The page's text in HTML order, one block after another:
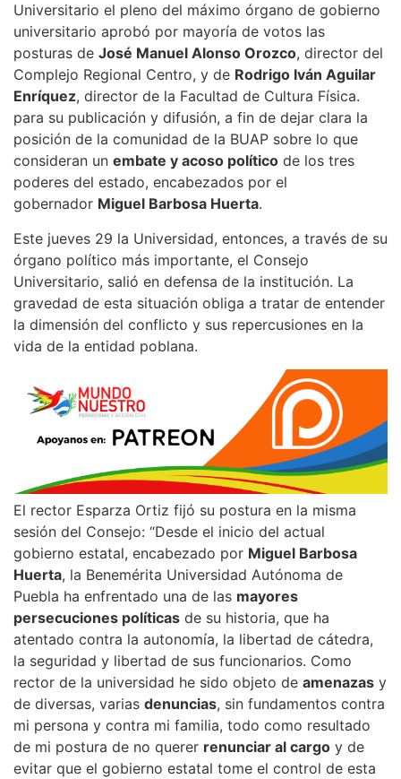
Universitario el pleno del máximo órgano de gobierno
universitario aprobó por mayoría de votos las
posturas de José Manuel Alonso Orozco, director del
Complejo Regional Centro, y de Rodrigo Iván Aguilar
Enríquez, director de la Facultad de Cultura Física.
para su publicación y difusión, a fin de dejar clara la
posición de la comunidad de la BUAP sobre lo que
consideran un embate y acoso político de los tres
poderes del estado, encabezados por el
gobernador Miguel Barbosa Huerta.
Este jueves 29 la Universidad, entonces, a través de su
órgano político más importante, el Consejo
Universitario, salió en defensa de la institución. La
gravedad de esta situación obliga a tratar de entender
la dimensión del conflicto y sus repercusiones en la
vida de la entidad poblana.
El rector Esparza Ortiz fijó su postura en la misma
sesión del Consejo: “Desde el inicio del actual
gobierno estatal, encabezado por Miguel Barbosa
Huerta, la Benemérita Universidad Autónoma de
Puebla ha enfrentado una de las mayores
persecuciones políticas de su historia, que ha
atentado contra la autonomía, la libertad de cátedra,
la seguridad y libertad de sus funcionarios. Como
rector de la universidad he sido objeto de amenazas y
de diversas, varias denuncias, sin fundamentos contra
mi persona y contra mi familia, todo como resultado
de mi postura de no querer renunciar al cargo y de
evitar que el gobierno estatal tome el control de esta